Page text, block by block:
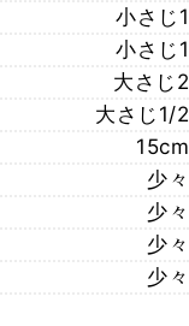
小さじ1
小さじ1
大さじ2
大さじ1/2
15cm
少々
少々
少々
少々